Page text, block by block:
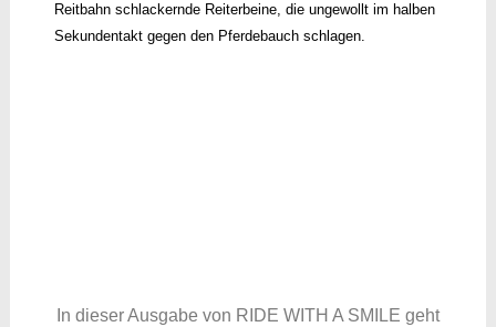
Reitbahn schlackernde Reiterbeine, die ungewollt im halben
Sekundentakt gegen den Pferdebauch schlagen.
In dieser Ausgabe von RIDE WITH A SMILE geht